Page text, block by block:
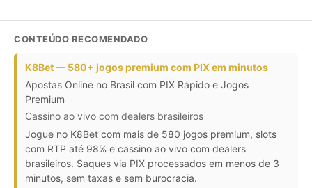
CONTEÚDO RECOMENDADO
K8Bet — 580+ jogos premium com PIX em minutos
Apostas Online no Brasil com PIX Rápido e Jogos
Premium
Cassino ao vivo com dealers brasileiros
Jogue no K8Bet com mais de 580 jogos premium, slots
com RTP até 98% e cassino ao vivo com dealers
brasileiros. Saques via PIX processados em menos de 3
minutos, sem taxas e sem burocracia.